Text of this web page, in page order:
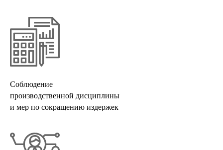
Соблюдение
производственной дисциплины
и мер по сокращению издержек